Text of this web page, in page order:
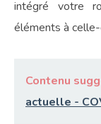
intégré votre
éléments à
Contenu
actuelle -